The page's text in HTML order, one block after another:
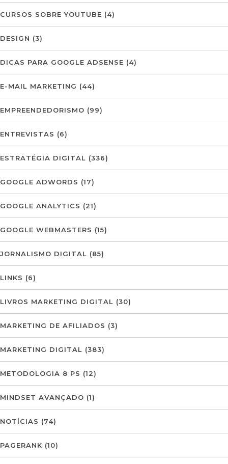
CURSOS SOBRE YOUTUBE (4)
DESIGN (3)
DICAS PARA GOOGLE ADSENSE (4)
E-MAIL MARKETING (44)
EMPREENDEDORISMO (99)
ENTREVISTAS (6)
ESTRATÉGIA DIGITAL (336)
GOOGLE ADWORDS (17)
GOOGLE ANALYTICS (21)
GOOGLE WEBMASTERS (15)
JORNALISMO DIGITAL (85)
LINKS (6)
LIVROS MARKETING DIGITAL (30)
MARKETING DE AFILIADOS (3)
MARKETING DIGITAL (383)
METODOLOGIA 8 PS (12)
MINDSET AVANÇADO (1)
NOTÍCIAS (74)
PAGERANK (10)